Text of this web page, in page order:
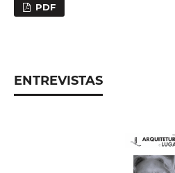
PDF
ENTREVISTAS